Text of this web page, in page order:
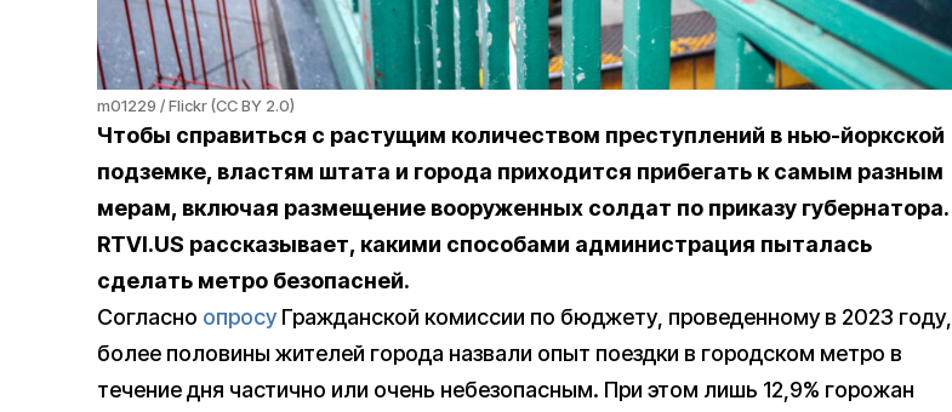
m01229 / Flickr (CC BY 2.0)
Чтобы справиться с растущим количеством преступлений в нью-йоркской
подземке, властям штата и города приходится прибегать к самым разным
мерам, включая размещение вооруженных солдат по приказу губернатора.
RTVI.US рассказывает, какими способами администрация пыталась
сделать метро безопасней.
Согласно опросу Гражданской комиссии по бюджету, проведенному в 2023 году,
более половины жителей города назвали опыт поездки в городском метро в
течение дня частично или очень небезопасным. При этом лишь 12,9% горожан